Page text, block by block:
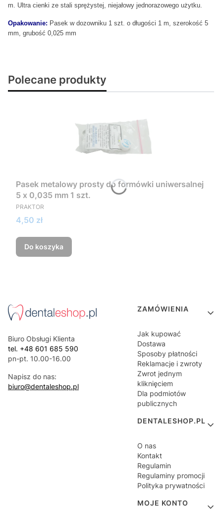
m. Ultra cienki ze stali sprężystej, niejałowy jednorazowego użytku.
Opakowanie: Pasek w dozowniku 1 szt. o długości 1 m, szerokość 5
mm, grubość 0,025 mm
Polecane produkty
Pasek metalowy prosty do formówki uniwersalnej
5 x 0,035 mm 1 szt.
PRODUCENT
PRAKTOR
Cena
4,50 zł
Do koszyka
Biuro Obsługi Klienta
tel. +48 601 685 590
pn-pt. 10.00-16.00
Napisz do nas:
biuro@dentaleshop.pl
Linki w stopce
ZAMÓWIENIA
Jak kupować
Dostawa
Sposoby płatności
Reklamacje i zwroty
Zwrot jednym
kliknięciem
Dla podmiotów
publicznych
DENTALESHOP.PL
O nas
Kontakt
Regulamin
Regulaminy promocji
Polityka prywatności
MOJE KONTO